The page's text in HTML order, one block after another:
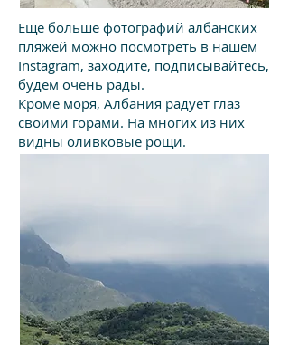
Еще больше фотографий албанских
пляжей можно посмотреть в нашем
Instagram, заходите, подписывайтесь,
будем очень рады.
Кроме моря, Албания радует глаз
своими горами. На многих из них
видны оливковые рощи.